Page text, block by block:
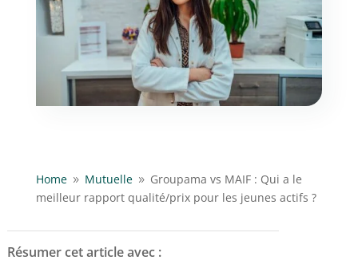
Home 9 Mutuelle 9 Groupama vs MAIF : Qui a le
meilleur rapport qualité/prix pour les jeunes actifs ?
Résumer cet article avec :